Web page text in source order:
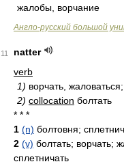
жалобы, ворчание
Англо-русский большой
11
natter
verb
1) ворчать,
2) collocation болтать
* * *
1 (n) болтовня;
2 (v) болтать; ворчать;
сплетничать